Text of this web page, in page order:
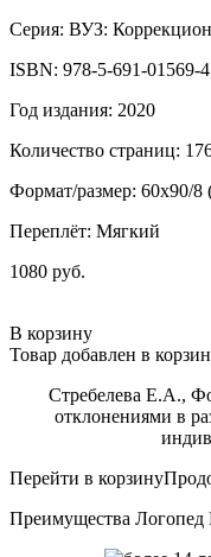
Серия: ВУЗ:
ISBN: 978-5-691-01569-
Год издания: 2020
Количество страниц:
Формат/размер: 60x90/8
Переплёт: Мягкий
1080 руб.
В корзину
Товар добавлен в
Стребелева Е.А.,
отклонениями в
Перейти в корзину
Преимущества